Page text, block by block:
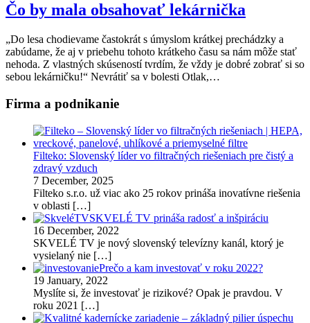
Čo by mala obsahovať lekárnička
„Do lesa chodievame častokrát s úmyslom krátkej prechádzky a
zabúdame, že aj v priebehu tohoto krátkeho času sa nám môže stať
nehoda. Z vlastných skúseností tvrdím, že vždy je dobré zobrať si so
sebou lekárničku!“ Nevrátiť sa v bolesti Otlak,…
Firma a podnikanie
Filteko: Slovenský líder vo filtračných riešeniach pre čistý a
zdravý vzduch
7 December, 2025
Filteko s.r.o. už viac ako 25 rokov prináša inovatívne riešenia
v oblasti […]
SKVELÉ TV prináša radosť a inšpiráciu
16 December, 2022
SKVELÉ TV je nový slovenský televízny kanál, ktorý je
vysielaný nie […]
Prečo a kam investovať v roku 2022?
19 January, 2022
Myslíte si, že investovať je rizikové? Opak je pravdou. V
roku 2021 […]